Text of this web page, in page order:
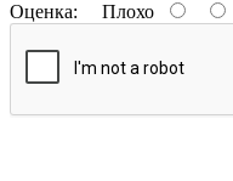
Оценка: Плохо